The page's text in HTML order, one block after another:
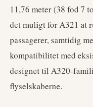
11,76 meter (38 fod 7
det muligt for A321 at
passagerer, samtidig
kompatibilitet med
designet til A320-
flyselskaberne.